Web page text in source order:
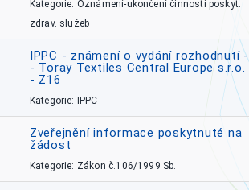
Kategorie: Oznámení-ukončení činnosti poskyt.
zdrav. služeb
IPPC - známení o vydání rozhodnutí -
- Toray Textiles Central Europe s.r.o.
- Z16
Kategorie: IPPC
Zveřejnění informace poskytnuté na
žádost
Kategorie: Zákon č.106/1999 Sb.